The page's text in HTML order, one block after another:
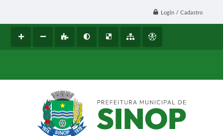
Login / Cadastro